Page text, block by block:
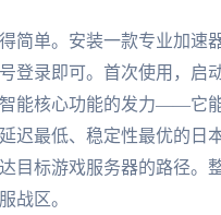
简单。安装一款专业加速
登录即可。首次使用，
能核心功能的发力——它
迟最低、稳定性最优的日
目标游戏服务器的路径。
战区。